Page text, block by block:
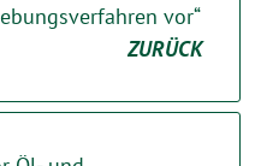
vor“
ZURÜCK